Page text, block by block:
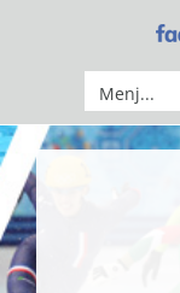
Menj...